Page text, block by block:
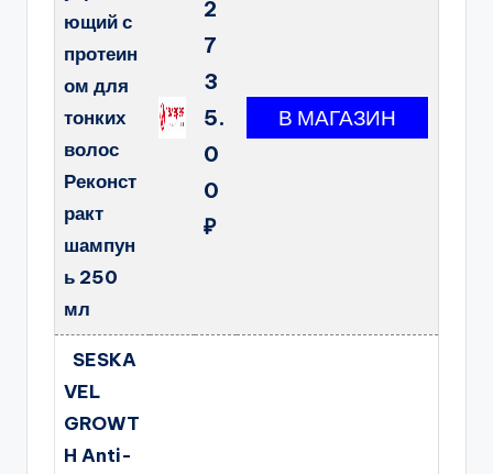
ющий с
протеин
ом для
тонких
волос
Реконст
ракт
шампун
ь 250
мл
2
7
3
5.
0
0
₽
SESKA
VEL
GROWT
H Anti-